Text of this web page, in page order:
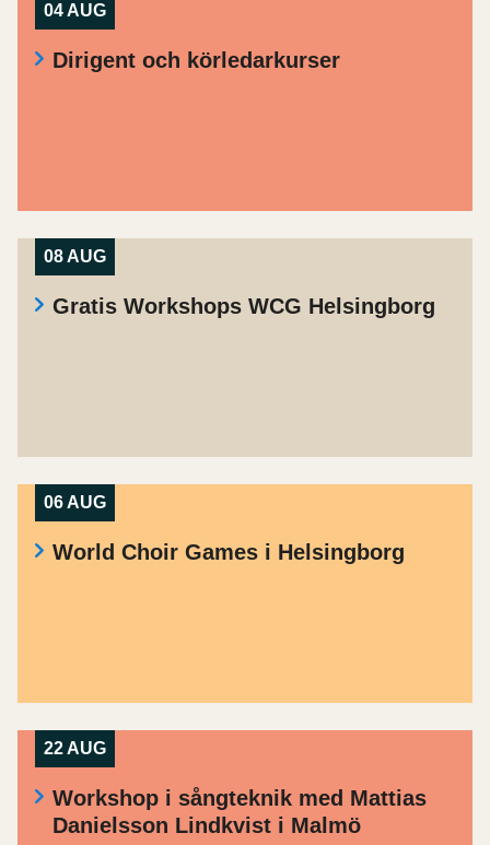
04 AUG
Dirigent och körledarkurser
08 AUG
Gratis Workshops WCG Helsingborg
06 AUG
World Choir Games i Helsingborg
22 AUG
Workshop i sångteknik med Mattias
Danielsson Lindkvist i Malmö